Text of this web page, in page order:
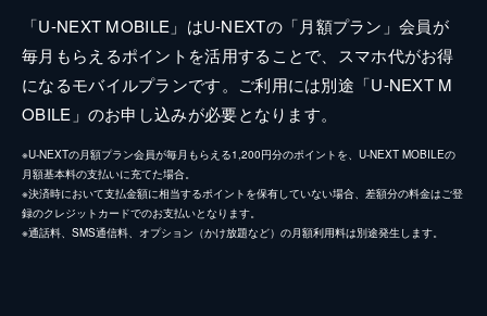
「U-NEXT MOBILE」はU-NEXTの「月額プラン」会員が
毎月もらえるポイントを活用することで、スマホ代がお得
になるモバイルプランです。ご利用には別途「U-NEXT M
OBILE」のお申し込みが必要となります。
※U-NEXTの月額プラン会員が毎月もらえる1,200円分のポイントを、U-NEXT MOBILEの
月額基本料の支払いに充てた場合。
※決済時において支払金額に相当するポイントを保有していない場合、差額分の料金はご登
録のクレジットカードでのお支払いとなります。
※通話料、SMS通信料、オプション（かけ放題など）の月額利用料は別途発生します。